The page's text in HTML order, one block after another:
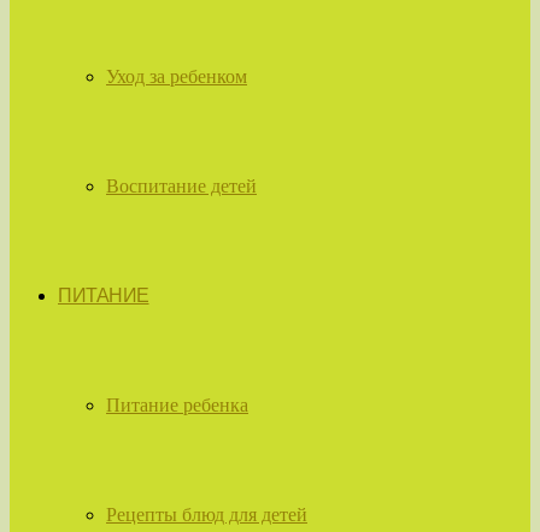
Уход за ребенком
Воспитание детей
ПИТАНИЕ
Питание ребенка
Рецепты блюд для детей